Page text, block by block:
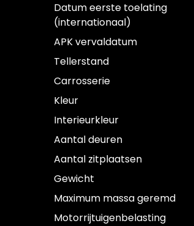
Datum eerste toelating
(internationaal)
APK vervaldatum
Tellerstand
Carrosserie
Kleur
Interieurkleur
Aantal deuren
Aantal zitplaatsen
Gewicht
Maximum massa geremd
Motorrijtuigenbelasting